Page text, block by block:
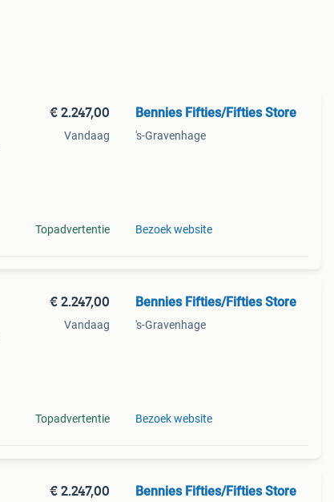
€ 2.247,00
Vandaag
Topadvertentie
Bennies Fifties/Fifties Store
's-Gravenhage
Bezoek website
€ 2.247,00
Vandaag
Topadvertentie
Bennies Fifties/Fifties Store
's-Gravenhage
Bezoek website
€ 2.247,00 Bennies Fifties/Fifties Store